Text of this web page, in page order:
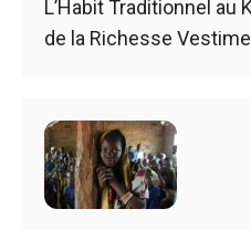
L’Habit Traditionnel au
de la Richesse